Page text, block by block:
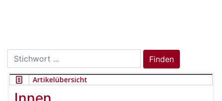
Search
for:
Finden
Artikelübersicht